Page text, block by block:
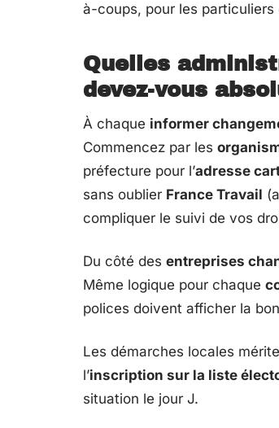
à-coups, pour les
Quelles
devez-vous
À chaque informer
Commencez par les
préfecture pour l’adresse
sans oublier France Travail
compliquer le suivi de vos
Du côté des entreprises
Même logique pour chaque
polices doivent afficher la
Les démarches locales
l’inscription sur la liste
situation le jour J.